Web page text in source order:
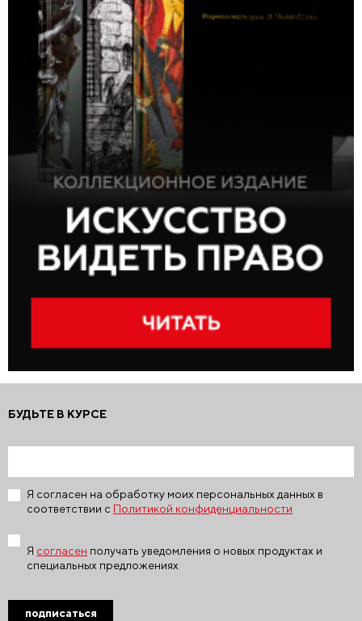
БУДЬТЕ В КУРСЕ
Я согласен на обработку моих персональных данных в
соответствии с Политикой конфиденциальности
Я согласен получать уведомления о новых продуктах и
специальных предложениях
подписаться